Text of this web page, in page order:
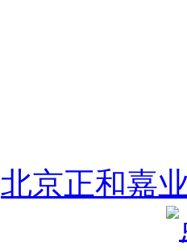
北京正和嘉